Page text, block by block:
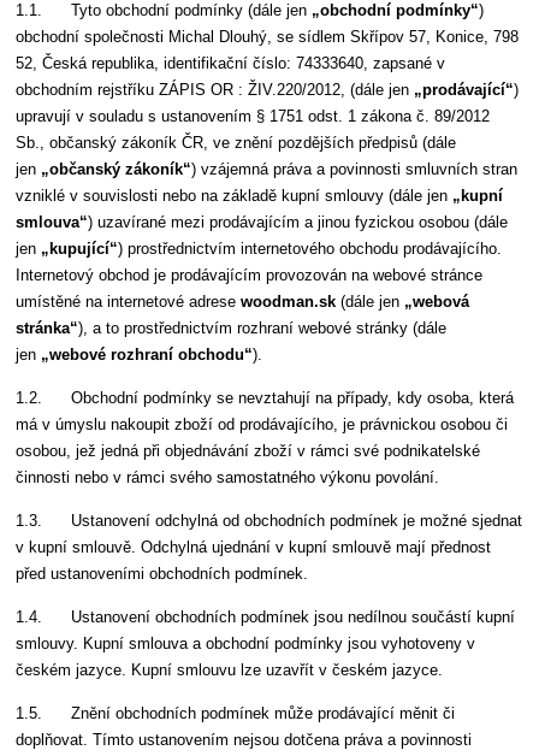
1.1. Tyto obchodní podmínky (dále jen „obchodní podmínky“)
obchodní společnosti Michal Dlouhý, se sídlem Skřípov 57, Konice, 798
52, Česká republika, identifikační číslo: 74333640, zapsané v
obchodním rejstříku ZÁPIS OR : ŽIV.220/2012, (dále jen „prodávající“)
upravují v souladu s ustanovením § 1751 odst. 1 zákona č. 89/2012
Sb., občanský zákoník ČR, ve znění pozdějších předpisů (dále
jen „občanský zákoník“) vzájemná práva a povinnosti smluvních stran
vzniklé v souvislosti nebo na základě kupní smlouvy (dále jen „kupní
smlouva“) uzavírané mezi prodávajícím a jinou fyzickou osobou (dále
jen „kupující“) prostřednictvím internetového obchodu prodávajícího.
Internetový obchod je prodávajícím provozován na webové stránce
umístěné na internetové adresewoodman.sk (dále jen „webová
stránka“), a to prostřednictvím rozhraní webové stránky (dále
jen „webové rozhraní obchodu“).
1.2. Obchodní podmínky se nevztahují na případy, kdy osoba, která
má v úmyslu nakoupit zboží od prodávajícího, je právnickou osobou či
osobou, jež jedná při objednávání zboží v rámci své podnikatelské
činnosti nebo v rámci svého samostatného výkonu povolání.
1.3. Ustanovení odchylná od obchodních podmínek je možné sjednat
v kupní smlouvě. Odchylná ujednání v kupní smlouvě mají přednost
před ustanoveními obchodních podmínek.
1.4. Ustanovení obchodních podmínek jsou nedílnou součástí kupní
smlouvy. Kupní smlouva a obchodní podmínky jsou vyhotoveny v
českém jazyce. Kupní smlouvu lze uzavřít v českém jazyce.
1.5. Znění obchodních podmínek může prodávající měnit či
doplňovat. Tímto ustanovením nejsou dotčena práva a povinnosti